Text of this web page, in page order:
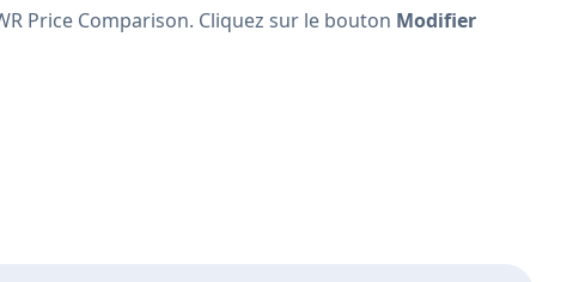
Price Comparison. Cliquez sur le bouton Modifier